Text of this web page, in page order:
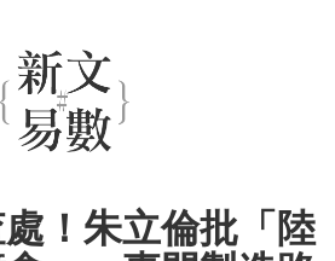
！朱立倫批「陸